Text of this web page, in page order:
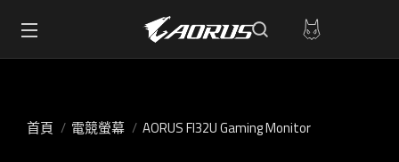
首頁 電競螢幕 AORUS FI32U Gaming Monitor